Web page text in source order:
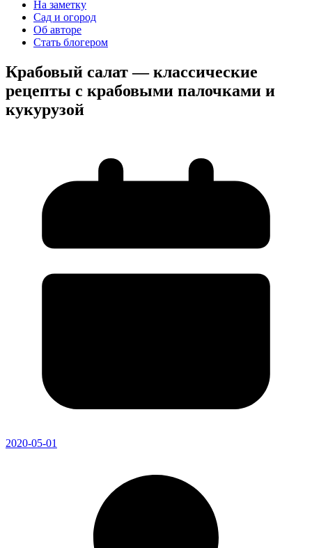
На заметку
Сад и огород
Об авторе
Стать блогером
Крабовый салат — классические
рецепты с крабовыми палочками и
кукурузой
2020-05-01